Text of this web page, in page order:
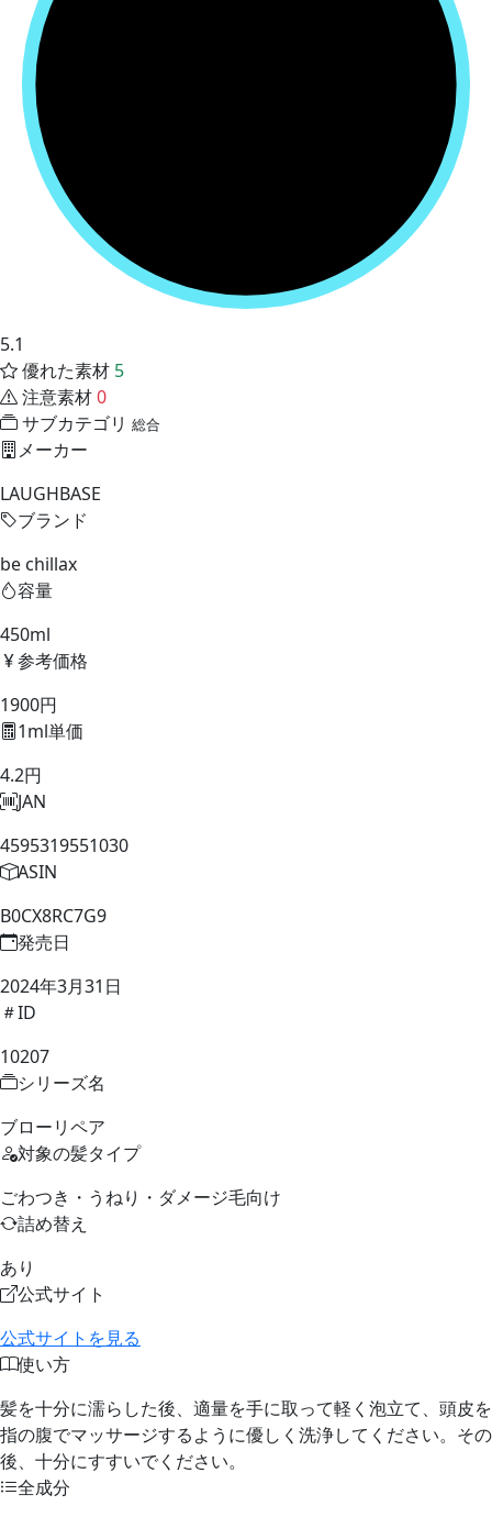
5.1
優れた素材 5
注意素材0
サブカテゴリ 総合
メーカー
LAUGHBASE
ブランド
be chillax
容量
450ml
参考価格
1900円
1ml単価
4.2円
JAN
4595319551030
ASIN
B0CX8RC7G9
発売日
2024年3月31日
ID
10207
シリーズ名
ブローリペア
対象の髪タイプ
ごわつき・うねり・ダメージ毛向け
詰め替え
あり
公式サイト
公式サイトを見る
使い方
髪を十分に濡らした後、適量を手に取って軽く泡立て、頭皮を
指の腹でマッサージするように優しく洗浄してください。その
後、十分にすすいでください。
全成分